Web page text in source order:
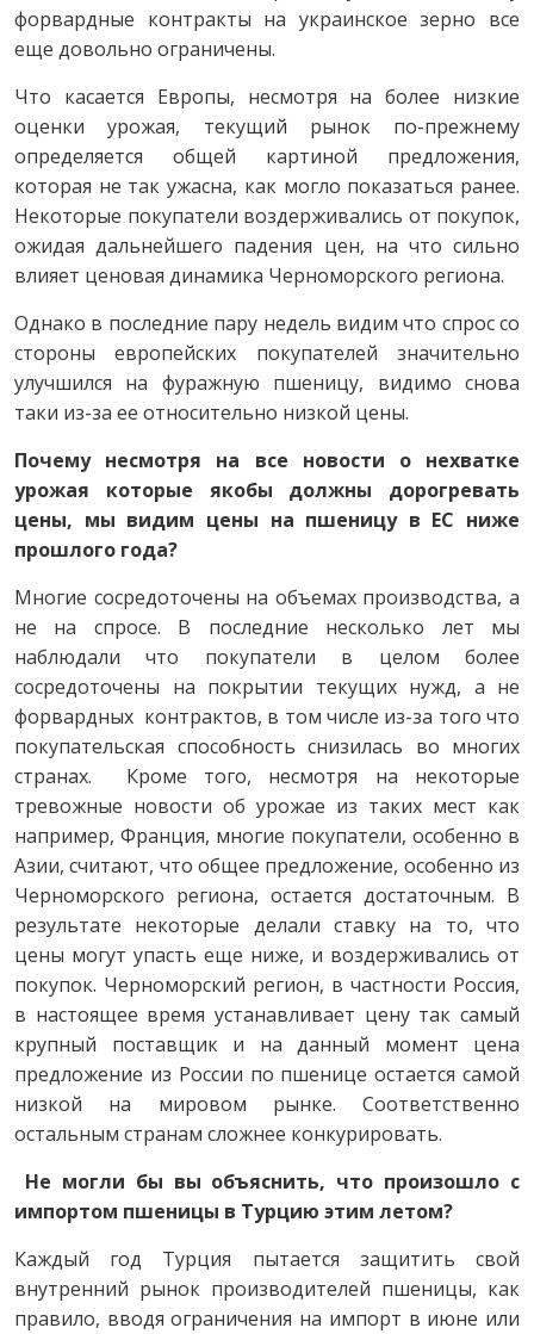
форвардные контракты на украинское зерно все
еще довольно ограничены.
Что касается Европы, несмотря на более низкие
оценки урожая, текущий рынок по-прежнему
определяется общей картиной предложения,
которая не так ужасна, как могло показаться ранее.
Некоторые покупатели воздерживались от покупок,
ожидая дальнейшего падения цен, на что сильно
влияет ценовая динамика Черноморского региона.
Однако в последние пару недель видим что спрос со
стороны европейских покупателей значительно
улучшился на фуражную пшеницу, видимо снова
таки из-за ее относительно низкой цены.
Почему несмотря на все новости о нехватке
урожая которые якобы должны дорогревать
цены, мы видим цены на пшеницу в ЕС ниже
прошлого года?
Многие сосредоточены на объемах производства, а
не на спросе. В последние несколько лет мы
наблюдали что покупатели в целом более
сосредоточены на покрытии текущих нужд, а не
форвардных контрактов, в том числе из-за того что
покупательская способность снизилась во многих
странах. Кроме того, несмотря на некоторые
тревожные новости об урожае из таких мест как
например, Франция, многие покупатели, особенно в
Азии, считают, что общее предложение, особенно из
Черноморского региона, остается достаточным. В
результате некоторые делали ставку на то, что
цены могут упасть еще ниже, и воздерживались от
покупок. Черноморский регион, в частности Россия,
в настоящее время устанавливает цену так самый
крупный поставщик и на данный момент цена
предложение из России по пшенице остается самой
низкой на мировом рынке. Соответственно
остальным странам сложнее конкурировать.
Не могли бы вы объяснить, что произошло с
импортом пшеницы в Турцию этим летом?
Каждый год Турция пытается защитить свой
внутренний рынок производителей пшеницы, как
правило, вводя ограничения на импорт в июне или